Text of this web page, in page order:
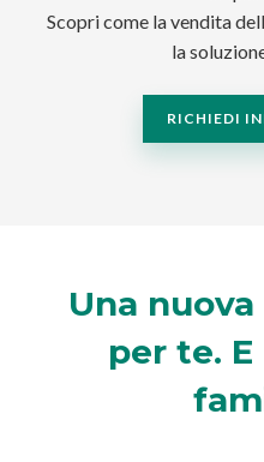
Scopri come la vendita
la
RICHIEDI
Una nuova
per te.